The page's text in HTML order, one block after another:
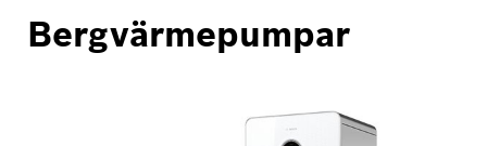
Bergvärmepumpar